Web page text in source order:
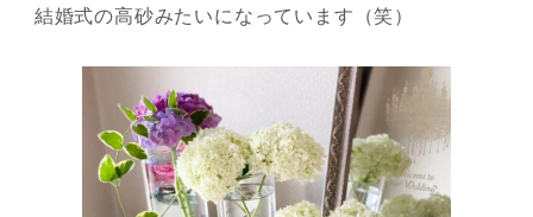
結婚式の高砂みたいになっています（笑）